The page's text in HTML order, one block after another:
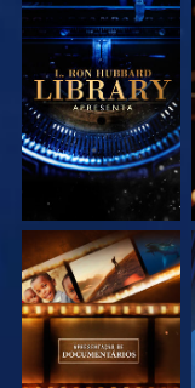
EXPLORE A SÉRIE
EXPLORE A SÉRIE